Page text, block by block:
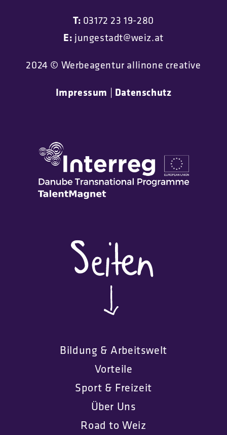
T: 03172 23 19-280
E: jungestadt@weiz.at
2024 © Werbeagentur allinone creative
Impressum Datenschutz
Bildung & Arbeitswelt
Vorteile
Sport & Freizeit
Über Uns
Road to Weiz